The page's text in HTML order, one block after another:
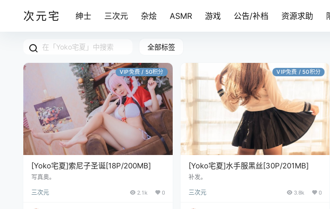
次元宅 绅士 三次元 杂烩 ASMR 游戏 公告/补档 资源求助
全部标签
VIP免费 / 50积分
[Yoko宅夏]索尼子圣诞[18P/200MB]
写真奥。
三次元 2.1k 0
VIP免费 / 50积分
[Yoko宅夏]水手服黑丝[30P/201MB]
补发。
三次元 3.8k 0